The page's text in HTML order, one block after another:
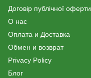
Договір публічної оферти
О нас
Оплата и Доставка
Обмен и возврат
Privacy Policy
Блог